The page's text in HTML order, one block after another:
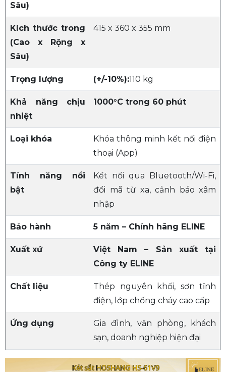
Sâu)
Kích thước trong
(Cao x Rộng x
Sâu)
415 x 360 x 355 mm
Trọng lượng (+/-10%):110 kg
Khả năng chịu
nhiệt
1000°C trong 60 phút
Loại khóa
Khóa thông minh kết nối điện
thoại (App)
Tính năng nổi
bật
Kết nối qua Bluetooth/Wi-Fi,
đổi mã từ xa, cảnh báo xâm
nhập
Bảo hành 5 năm – Chính hãng ELINE
Xuất xứ
Việt Nam – Sản xuất tại
Công ty ELINE
Chất liệu
Thép nguyên khối, sơn tĩnh
điện, lớp chống cháy cao cấp
Ứng dụng
Gia đình, văn phòng, khách
sạn, doanh nghiệp hiện đại